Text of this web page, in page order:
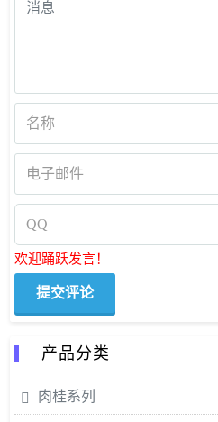
欢迎踊跃发言！
产品分类
肉桂系列